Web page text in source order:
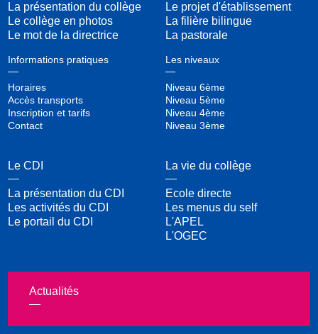
La présentation du collège
Le collège en photos
Le mot de la directrice
Informations pratiques
Horaires
Accès transports
Inscription et tarifs
Contact
Le projet d'établissement
La filière bilingue
La pastorale
Les niveaux
Niveau 6ème
Niveau 5ème
Niveau 4ème
Niveau 3ème
Le CDI
La présentation du CDI
Les activités du CDI
Le portail du CDI
La vie du collège
Ecole directe
Les menus du self
L'APEL
L'OGEC
Actualités